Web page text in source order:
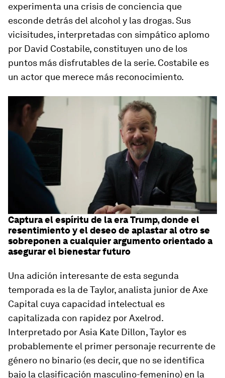
experimenta una crisis de conciencia que
esconde detrás del alcohol y las drogas. Sus
vicisitudes, interpretadas con simpático aplomo
por David Costabile, constituyen uno de los
puntos más disfrutables de la serie. Costabile es
un actor que merece más reconocimiento.
Captura el espíritu de la era Trump, donde el
resentimiento y el deseo de aplastar al otro se
sobreponen a cualquier argumento orientado a
asegurar el bienestar futuro
Una adición interesante de esta segunda
temporada es la de Taylor, analista junior de Axe
Capital cuya capacidad intelectual es
capitalizada con rapidez por Axelrod.
Interpretado por Asia Kate Dillon, Taylor es
probablemente el primer personaje recurrente de
género no binario (es decir, que no se identifica
bajo la clasificación masculino-femenino) en la